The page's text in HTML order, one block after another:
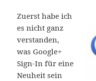
Zuerst habe ich
es nicht ganz
verstanden,
was Google+
Sign-In für eine
Neuheit sein